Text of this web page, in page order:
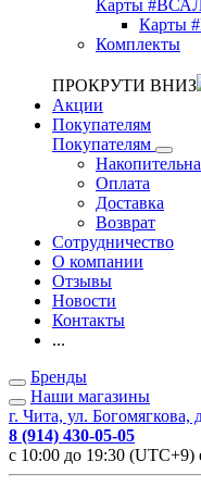
Карты
Карты
Комплекты
ПРОКРУТИ ВНИЗ
Акции
Покупателям
Покупателям
Оплата
Доставка
Возврат
Сотрудничество
О компании
Отзывы
Новости
Контакты
...
Бренды
Наши магазины
г. Чита, ул.
8 (914) 430-05-05
с 10:00 до 19:30 (UTC+9)